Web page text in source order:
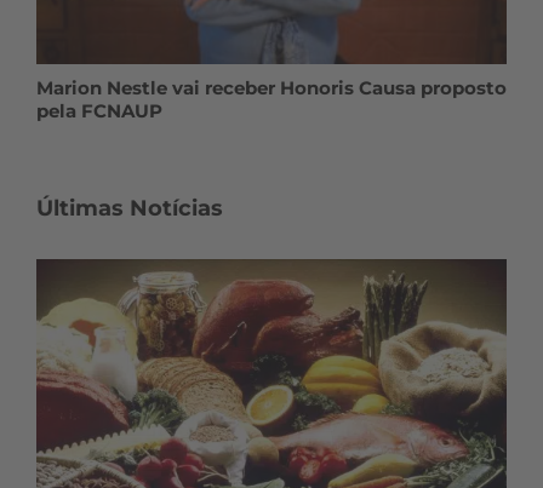
Marion Nestle vai receber Honoris Causa proposto
pela FCNAUP
Últimas Notícias